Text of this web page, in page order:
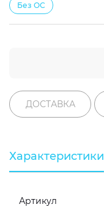
Без ОС
ДОСТАВКА
Характеристики
Артикул